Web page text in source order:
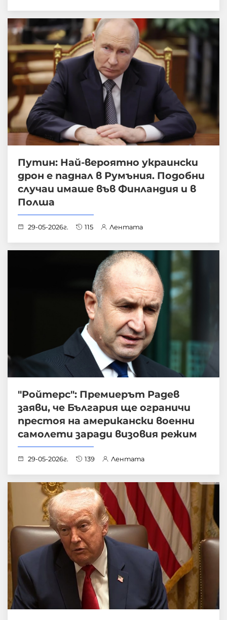
Путин: Най-вероятно украински
дрон е паднал в Румъния. Подобни
случаи имаше във Финландия и в
Полша
29-05-2026г. 115 Лентата
"Ройтерс": Премиерът Радев
заяви, че България ще ограничи
престоя на американски военни
самолети заради визовия режим
29-05-2026г. 139 Лентата